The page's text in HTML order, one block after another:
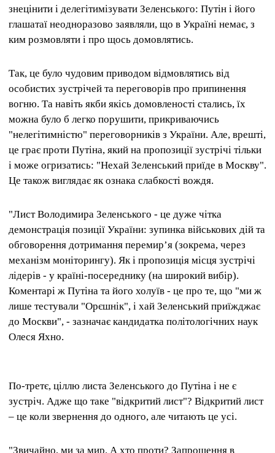
знецінити і делегітимізувати Зеленського: Путін і його
глашатаї неодноразово заявляли, що в Україні немає, з
ким розмовляти і про щось домовлятись.
Так, це було чудовим приводом відмовлятись від
особистих зустрічей та переговорів про припинення
вогню. Та навіть якби якісь домовленості стались, їх
можна було б легко порушити, прикриваючись
"нелегітимністю" переговорників з України. Але, врешті,
це грає проти Путіна, який на пропозиції зустрічі тільки
і може огризатись: "Нехай Зеленський приїде в Москву".
Це також виглядає як ознака слабкості вождя.
"Лист Володимира Зеленського - це дуже чітка
демонстрація позиції України: зупинка військових дій та
обговорення дотримання перемирʼя (зокрема, через
механізм моніторингу). Як і пропозиція місця зустрічі
лідерів - у країні-посереднику (на широкий вибір).
Коментарі ж Путіна та його холуїв - це про те, що "ми ж
лише тестували "Орєшнік", і хай Зеленський приїжджає
до Москви", - зазначає кандидатка політологічних наук
Олеся Яхно.
По-третє, ціллю листа Зеленського до Путіна і не є
зустріч. Адже що таке "відкритий лист"? Відкритий лист
– це коли звернення до одного, але читають це усі.
"Звичайно, ми за мир. А хто проти? Запрошення в